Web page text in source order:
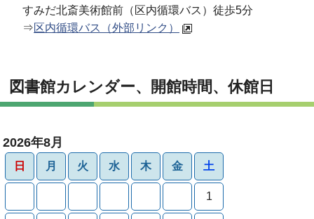
すみだ北斎美術館前（区内循環バス）徒歩5分
⇒区内循環バス（外部リンク）
図書館カレンダー、開館時間、休館日
2026年8月
日 月 火 水 木 金 土
1